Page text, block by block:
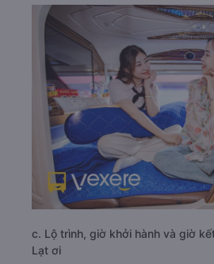
c. Lộ trình, giờ khởi hành và giờ
Lạt ơi